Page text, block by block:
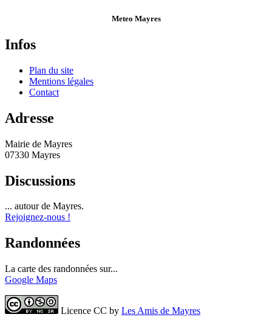
Meteo Mayres
Infos
Plan du site
Mentions légales
Contact
Adresse
Mairie de Mayres
07330 Mayres
Discussions
... autour de Mayres.
Rejoignez-nous !
Randonnées
La carte des randonnées sur...
Google Maps
Licence CC by Les Amis de Mayres